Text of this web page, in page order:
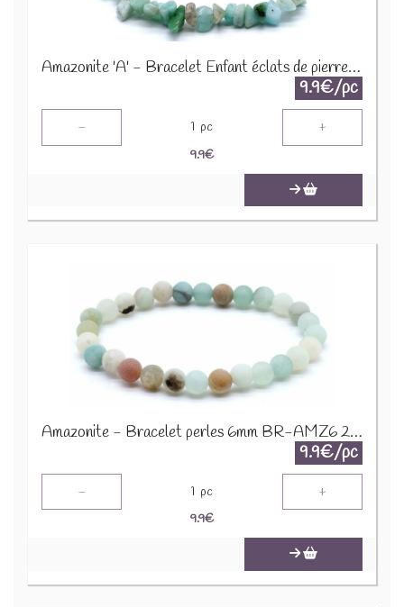
Amazonite 'A' - Bracelet Enfant éclats de pierres BRC-AMZX
9.9€/pc
- 1 pc +
9.9€
Amazonite - Bracelet perles 6mm BR-AMZ6 2274
9.9€/pc
- 1 pc +
9.9€